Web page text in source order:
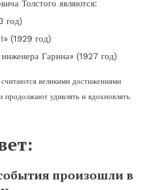
Толстого являются:
год)
(1929 год)
Гарина» (1927 год)
великими достижениями
продолжают удивлять и вдохновлять
произошли в